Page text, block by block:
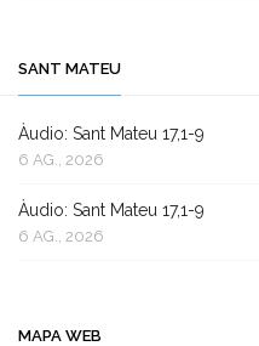
SANT MATEU
Àudio: Sant Mateu 17,1-9
6 AG., 2026
Àudio: Sant Mateu 17,1-9
6 AG., 2026
MAPA WEB